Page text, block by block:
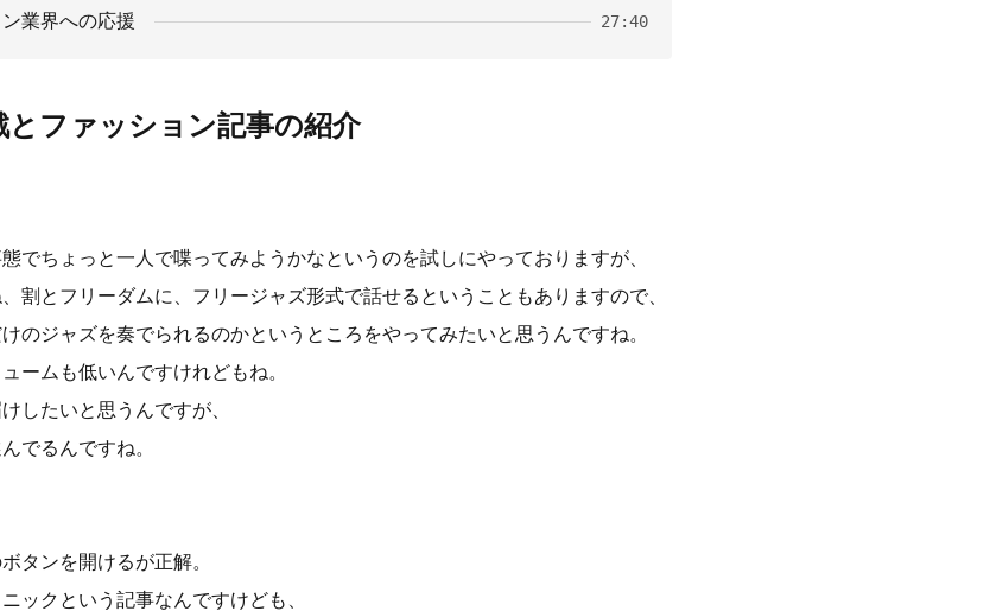
業界への応援 27:40
ファッション記事の紹介
でちょっと一人で喋ってみようかなというのを試しにやっておりますが、
割とフリーダムに、フリージャズ形式で話せるということもありますので、
のジャズを奏でられるのかというところをやってみたいと思うんですね。
ームも低いんですけれどもね。
したいと思うんですが、
でるんですね。
タンを開けるが正解。
ックという記事なんですけども、